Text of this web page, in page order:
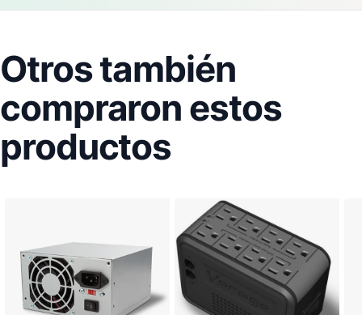
Otros también
compraron estos
productos